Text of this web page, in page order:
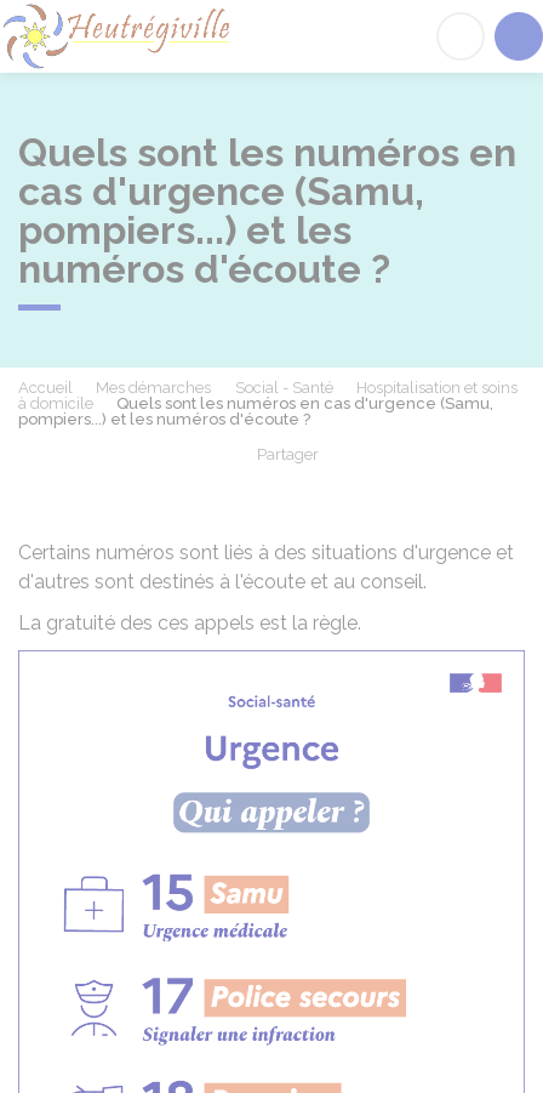
Quels sont les numéros en
cas d'urgence (Samu,
pompiers...) et les
numéros d'écoute ?
Accueil Mes démarches Social - Santé
Hospitalisation et soins
à domicile
Quels sont les numéros en cas d'urgence (Samu,
pompiers...) et les numéros d'écoute ?
Partager
Certains numéros sont liés à des situations d'urgence et
d'autres sont destinés à l'écoute et au conseil.
La gratuité des ces appels est la règle.